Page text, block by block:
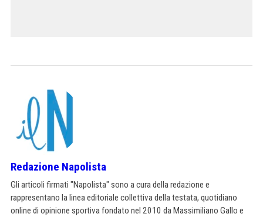
Redazione Napolista
Gli articoli firmati "Napolista" sono a cura della redazione e
rappresentano la linea editoriale collettiva della testata, quotidiano
online di opinione sportiva fondato nel 2010 da Massimiliano Gallo e